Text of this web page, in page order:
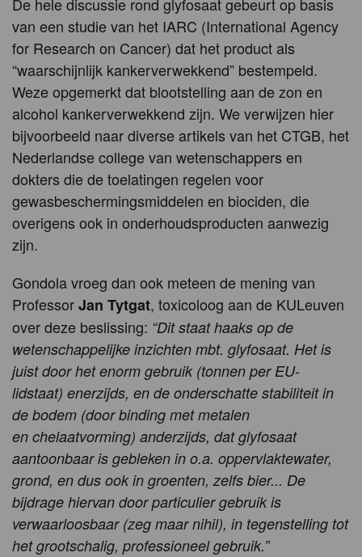
De hele discussie rond glyfosaat gebeurt op basis
van een studie van het IARC (International Agency
for Research on Cancer) dat het product als
“waarschijnlijk kankerverwekkend” bestempeld.
Weze opgemerkt dat blootstelling aan de zon en
alcohol kankerverwekkend zijn. We verwijzen hier
bijvoorbeeld naar diverse artikels van het CTGB, het
Nederlandse college van wetenschappers en
dokters die de toelatingen regelen voor
gewasbeschermingsmiddelen en biociden, die
overigens ook in onderhoudsproducten aanwezig
zijn.
Gondola vroeg dan ook meteen de mening van
ProfessorJan Tytgat, toxicoloog aan de KULeuven
over deze beslissing: “Dit staat haaks op de
wetenschappelijke inzichten mbt. glyfosaat. Het is
juist door het enorm gebruik (tonnen per EU-
lidstaat) enerzijds, en de onderschatte stabiliteit in
de bodem (door binding met metalen
en chelaatvorming) anderzijds, dat glyfosaat
aantoonbaar is gebleken in o.a. oppervlaktewater,
grond, en dus ook in groenten, zelfs bier... De
bijdrage hiervan door particulier gebruik is
verwaarloosbaar (zeg maar nihil), in tegenstelling tot
het grootschalig, professioneel gebruik.”